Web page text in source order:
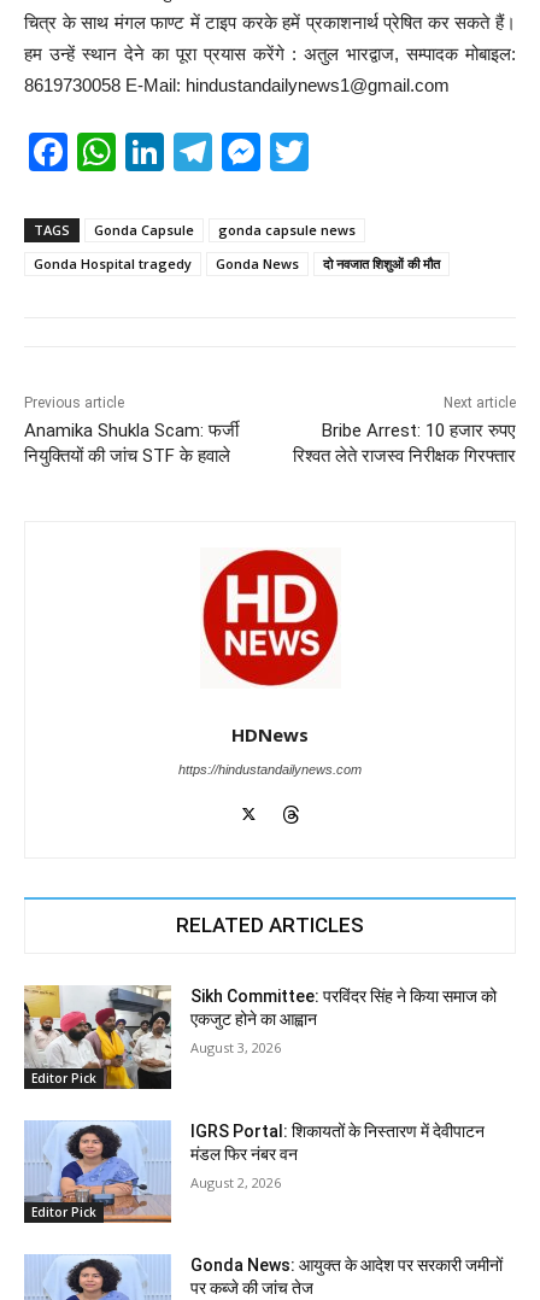
चित्र के साथ मंगल फाण्ट में टाइप करके हमें प्रकाशनार्थ प्रेषित कर सकते हैं।
हम उन्हें स्थान देने का पूरा प्रयास करेंगे : अतुल भारद्वाज, सम्पादक मोबाइल:
8619730058 E-Mail: hindustandailynews1@gmail.com
F
c
e
k
W
at
s
Li
k
e
T
e
gr
M
ss
e
tt
er
TAGS Gonda Capsule
gonda capsule news
Gonda Hospital tragedy
Gonda News दो नवजात शिशुओं की मौत
Previous article
Anamika Shukla Scam: फर्जी
नियुक्तियों की जांच STF के हवाले
Next article
Bribe Arrest: 10 हजार रुपए
रिश्वत लेते राजस्व निरीक्षक गिरफ्तार
HDNews
https://hindustandailynews.com
RELATED ARTICLES
Editor Pick
Sikh Committee: परविंदर सिंह ने किया समाज को
एकजुट होने का आह्वान
August 3, 2026
Editor Pick
IGRS Portal: शिकायतों के निस्तारण में देवीपाटन
मंडल फिर नंबर वन
August 2, 2026
Gonda News: आयुक्त के आदेश पर सरकारी जमीनों
पर कब्जे की जांच तेज